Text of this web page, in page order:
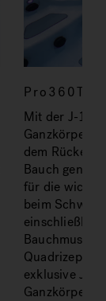
Pro360TM
Mit der J-14
dem Rücken,
Bauch
für die
beim
einschließlich
Quadrizeps,
exklusive